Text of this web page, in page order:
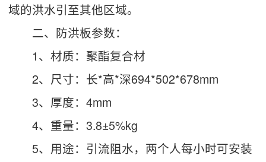
域的洪水引至其他区域。
二、防洪板参数：
1、材质：聚酯复合材
2、尺寸：长*高*深694*502*678mm
3、厚度：4mm
4、重量：3.8±5%kg
5、用途：引流阻水，两个人每小时可安装